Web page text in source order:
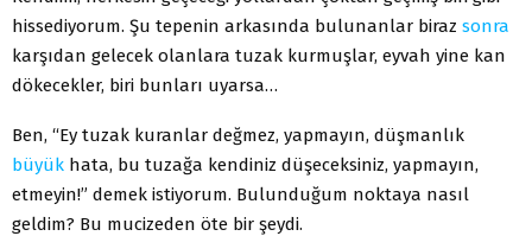
hissediyorum. Şu tepenin arkasında bulunanlar biraz sonra
karşıdan gelecek olanlara tuzak kurmuşlar, eyvah yine kan
dökecekler, biri bunları uyarsa…
Ben, “Ey tuzak kuranlar değmez, yapmayın, düşmanlık
büyük hata, bu tuzağa kendiniz düşeceksiniz, yapmayın,
etmeyin!” demek istiyorum. Bulunduğum noktaya nasıl
geldim? Bu mucizeden öte bir şeydi.